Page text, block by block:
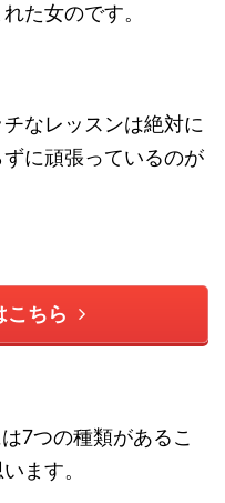
た女のです。
なレッスンは絶対に
に頑張っているのが
こちら
7つの種類があるこ
ます。